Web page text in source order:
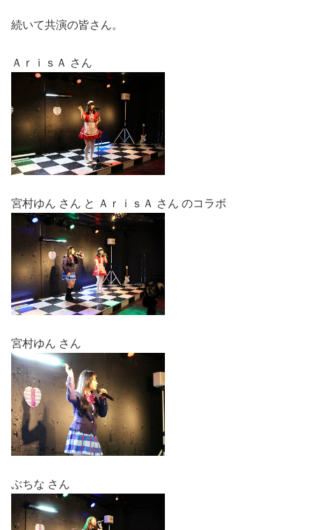
続いて共演の皆さん。
ＡｒｉｓＡ さん
宮村ゆん さん と ＡｒｉｓＡ さん のコラボ
宮村ゆん さん
ぶちな さん